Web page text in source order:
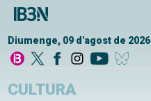
Diumenge, 09 d'agost de 2026
CULTURA